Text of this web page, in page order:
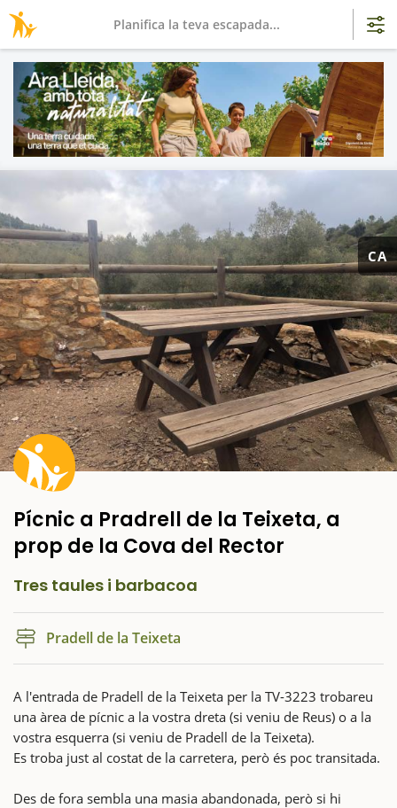
CA
Pícnic a Pradrell de la Teixeta, a
prop de la Cova del Rector
Tres taules i barbacoa
Pradell de la Teixeta
A l'entrada de Pradell de la Teixeta per la TV-3223 trobareu
una àrea de pícnic a la vostra dreta (si veniu de Reus) o a la
vostra esquerra (si veniu de Pradell de la Teixeta).
Es troba just al costat de la carretera, però és poc transitada.
Des de fora sembla una masia abandonada, però si hi
Planifica la teva escapada...